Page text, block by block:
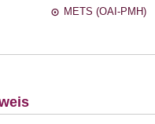
METS (OAI-PMH)